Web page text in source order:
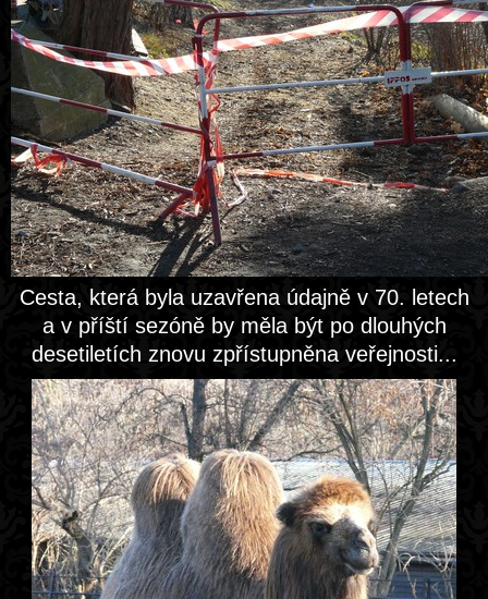
Cesta, která byla uzavřena údajně v 70. letech
a v příští sezóně by měla být po dlouhých
desetiletích znovu zpřístupněna veřejnosti...